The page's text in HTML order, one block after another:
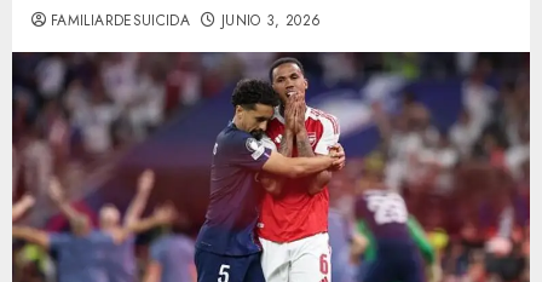
FAMILIARDESUICIDA JUNIO 3, 2026